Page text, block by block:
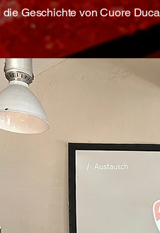
Geschichte von Cuore